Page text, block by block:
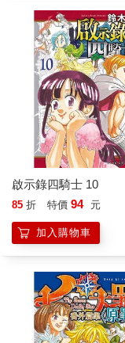
啟示錄四騎士 10
85 折 特價 94 元
加入購物車